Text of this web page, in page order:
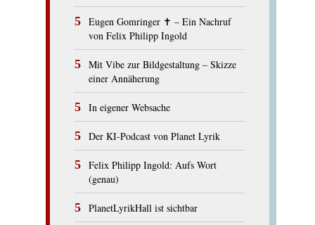
Eugen Gomringer ✝︎ – Ein Nachruf
von Felix Philipp Ingold
Mit Vibe zur Bildgestaltung – Skizze
einer Annäherung
In eigener Websache
Der KI-Podcast von Planet Lyrik
Felix Philipp Ingold: Aufs Wort
(genau)
PlanetLyrikHall ist sichtbar